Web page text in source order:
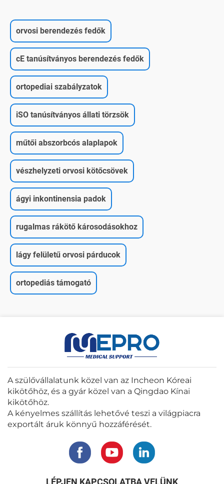
orvosi berendezés fedők
cE tanúsítványos berendezés fedők
ortopediai szabályzatok
iSO tanúsítványos állati törzsök
műtői abszorbcós alaplapok
vészhelyzeti orvosi kötőcsövek
ágyi inkontinensia padok
rugalmas rákötő károsodásokhoz
lágy felületű orvosi párducok
ortopediás támogató
A szülővállalatunk közel van az Incheon Kóreai
kikötőhöz, és a gyár közel van a Qingdao Kínai
kikötőhöz.
A kényelmes szállítás lehetővé teszi a világpiacra
exportált áruk könnyű hozzáférését.
LÉPJEN KAPCSOLATBA VELÜNK